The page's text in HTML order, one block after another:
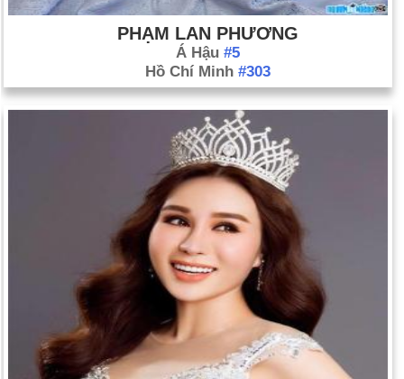
PHẠM LAN PHƯƠNG
Á Hậu #5
Hồ Chí Minh #303